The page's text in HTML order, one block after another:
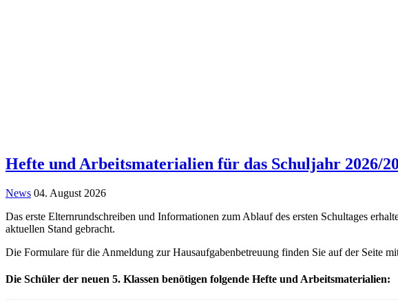
Hefte und Arbeitsmaterialien für das Schuljahr 2026/
News 04. August 2026
Das erste Elternrundschreiben und Informationen zum Ablauf des ersten Schultages
aktuellen Stand gebracht.
Die Formulare für die Anmeldung zur Hausaufgabenbetreuung finden Sie auf der Seite
Die Schüler der neuen 5. Klassen benötigen folgende Hefte und Arbeitsmaterialien: